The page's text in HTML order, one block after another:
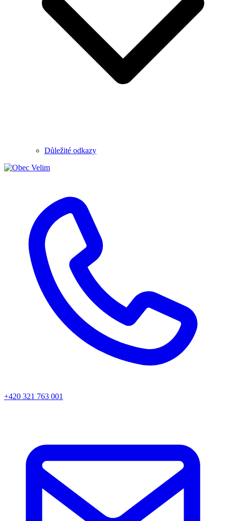
Důležité odkazy
+420 321 763 001